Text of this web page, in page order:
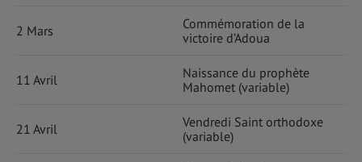
2 Mars
Commémoration de la
victoire d’Adoua
11 Avril
Naissance du prophète
Mahomet (variable)
21 Avril
Vendredi Saint orthodoxe
(variable)